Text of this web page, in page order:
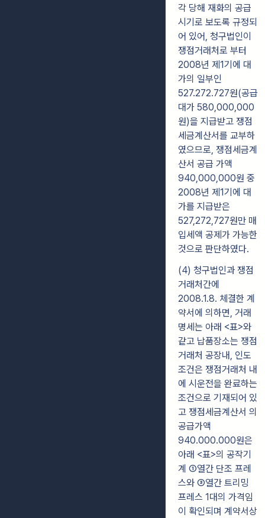
각 당해 재화의 공급
시기로 보도록 규정되
어 있어, 청구법인이
쟁점거래처로 부터
2008년 제1기에 대
가의 일부인
527.272.727원(공급
대가 580,000,000
원)을 지급받고 쟁점
세금계산서를 교부하
였으므로, 쟁점세금계
산서 공급 가액
940,000,000원 중
2008년 제1기에 대
가를 지급받은
527,272,727원만 매
입세액 공제가 가능한
것으로 판단하였다.
(4) 청구법인과 쟁점
거래처간에
2008.1.8. 체결한 계
약서에 의하면, 거래
명세는 아래 <표>와
같고 납품장소는 쟁점
거래처 공장내, 인도
조건은 쟁점거래처 내
에 시운전을 완료하는
조건으로 기재되어 있
고 쟁점세금계산서 의
공급가액
940.000.000원은
아래 <표>의 공작기
계 ①열간 단조 프레
스와 ③열간 트리밍
프레스 1대의 가격임
이 확인되며 계약서상